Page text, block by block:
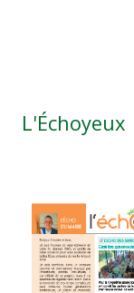
L'Échoyeux